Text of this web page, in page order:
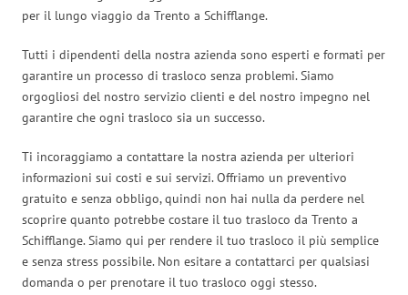
per il lungo viaggio da Trento a Schifflange.
Tutti i dipendenti della nostra azienda sono esperti e formati per
garantire un processo di trasloco senza problemi. Siamo
orgogliosi del nostro servizio clienti e del nostro impegno nel
garantire che ogni trasloco sia un successo.
Ti incoraggiamo a contattare la nostra azienda per ulteriori
informazioni sui costi e sui servizi. Offriamo un preventivo
gratuito e senza obbligo, quindi non hai nulla da perdere nel
scoprire quanto potrebbe costare il tuo trasloco da Trento a
Schifflange. Siamo qui per rendere il tuo trasloco il più semplice
e senza stress possibile. Non esitare a contattarci per qualsiasi
domanda o per prenotare il tuo trasloco oggi stesso.